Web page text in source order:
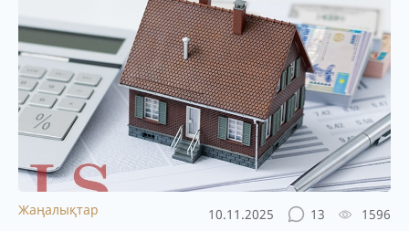
Жаңалықтар 10.11.2025 13 1596